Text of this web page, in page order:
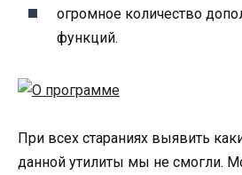
огромное количество
функций.
При всех стараниях выявить
данной утилиты мы не смогли.